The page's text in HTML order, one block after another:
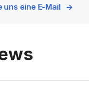
uns eine E-Mail